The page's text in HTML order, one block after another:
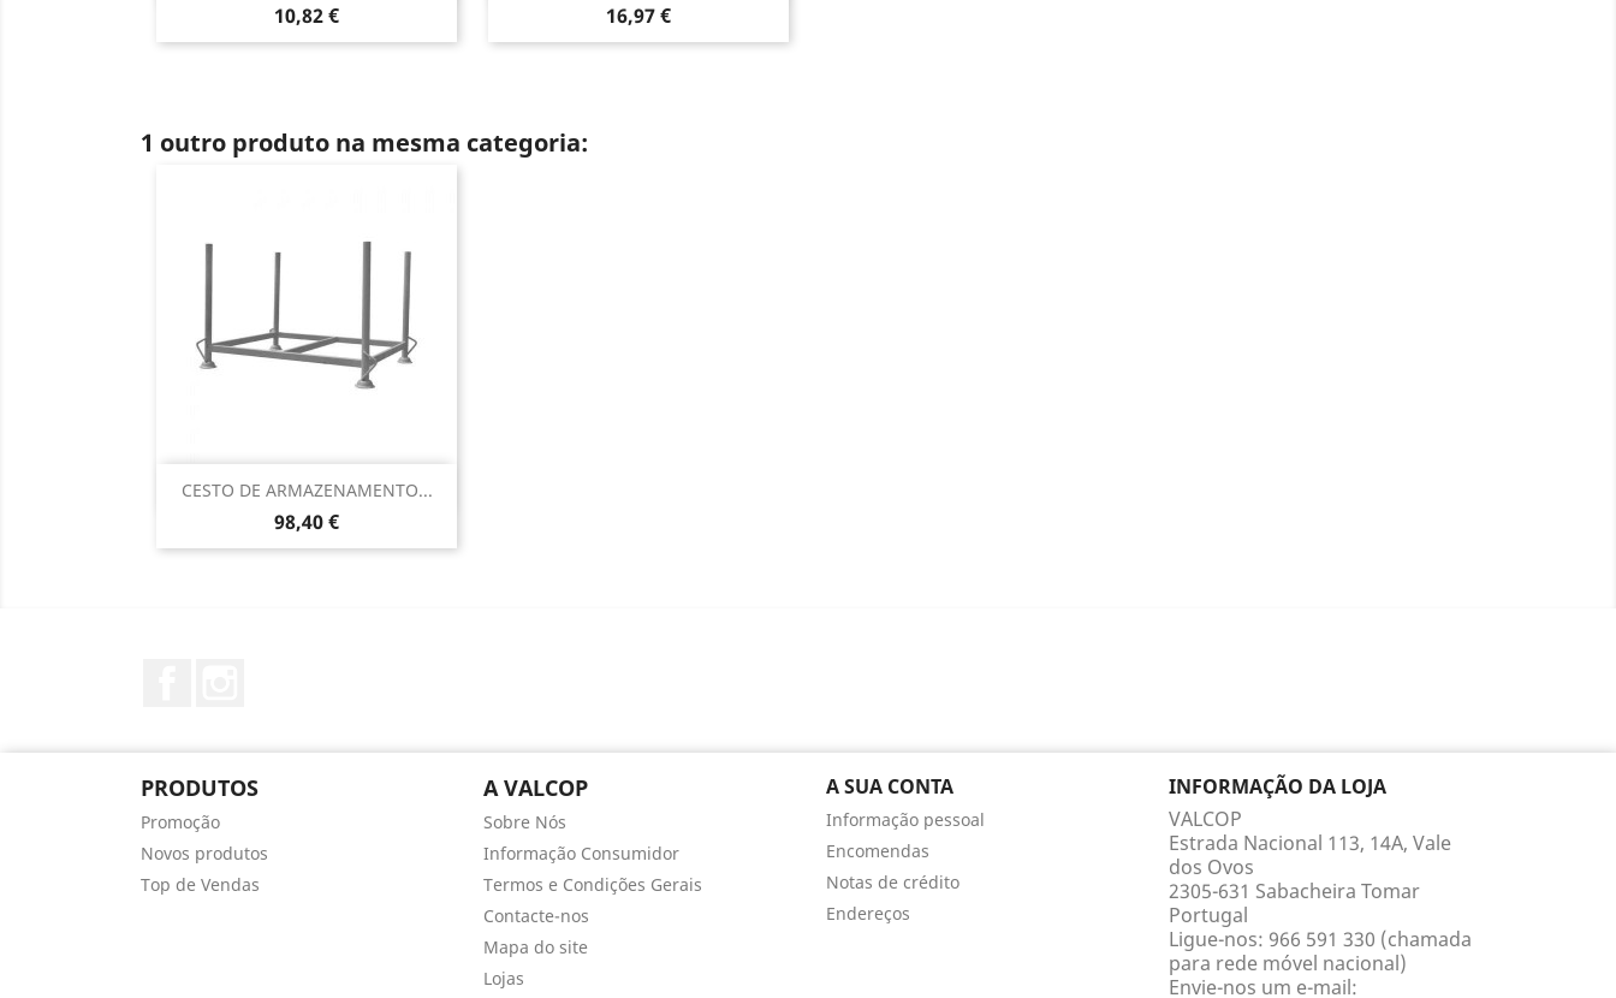
Preço
10,82 € Preço
16,97 €
1 outro produto na mesma categoria:
CESTO DE ARMAZENAMENTO...
Preço
98,40 €
 Vista rápida
PRODUTOS
Promoção
Novos produtos
Top de Vendas
A VALCOP
Sobre Nós
Informação Consumidor
Termos e Condições Gerais
Contacte-nos
Mapa do site
Lojas
A SUA CONTA
Informação pessoal
Encomendas
Notas de crédito
Endereços
INFORMAÇÃO DA LOJA
VALCOP
Estrada Nacional 113, 14A, Vale
dos Ovos
2305-631 Sabacheira Tomar
Portugal
Ligue-nos: 966 591 330 (chamada
para rede móvel nacional)
Envie-nos um e-mail: